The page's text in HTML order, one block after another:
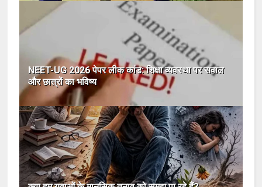
NEET-UG 2026 पेपर लीक कांड: शिक्षा व्यवस्था पर सवाल
और छात्रों का भविष्य